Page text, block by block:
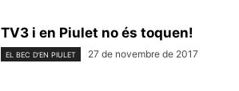
TV3 i en Piulet no és toquen!
EL BEC D'EN PIULET 27 de novembre de 2017